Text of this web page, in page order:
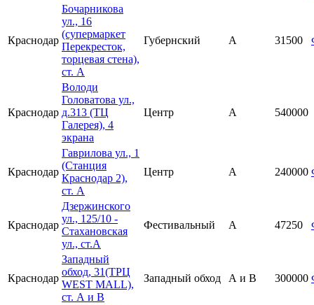
Краснодар
Бочарникова
ул., 16
(супермаркет
Перекресток,
торцевая стена),
ст. А
Губернский А 31500
Краснодар
Володи
Головатова ул.,
д.313 (ТЦ
Галерея), 4
экрана
Центр А 540000
Краснодар
Гаврилова ул., 1
(Станция
Краснодар 2),
ст. А
Центр А 240000
Краснодар
Дзержинского
ул., 125/10 -
Стахановская
ул., ст.А
Фестивальный А 47250
Краснодар
Западный
обход, 31(ТРЦ
WEST MALL),
ст. А и В
Западный обход А и В 300000